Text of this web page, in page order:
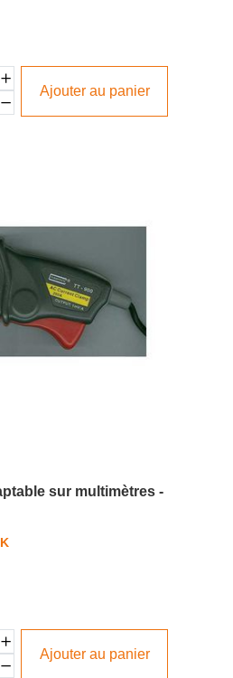
Ajouter au panier
sur multimètres -
Ajouter au panier